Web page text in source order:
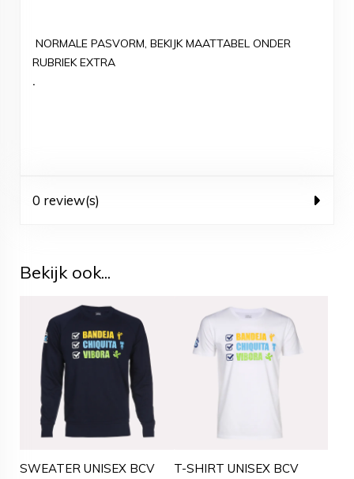
NORMALE PASVORM, BEKIJK MAATTABEL ONDER
RUBRIEK EXTRA
.
0 review(s)
Bekijk ook...
SWEATER UNISEX BCV
T-SHIRT UNISEX BCV